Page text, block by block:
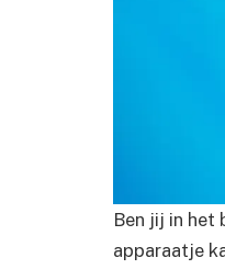
Ben jij in het
apparaatje